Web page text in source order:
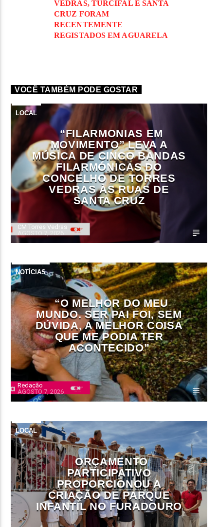
VEDRAS, TURCIFAL E SANTA
CRUZ FORAM
RECENTEMENTE
REGISTADOS EM AGUARELA
VOCÊ TAMBÉM PODE GOSTAR
LOCAL
“FILARMONIAS EM
MOVIMENTO” LEVA A
MÚSICA DE CINCO BANDAS
FILARMÓNICAS DO
CONCELHO DE TORRES
VEDRAS ÀS RUAS DE
SANTA CRUZ
CM Torres Vedras
AGOSTO 7, 2026
NOTÍCIAS
“O MELHOR DO MEU
MUNDO. SER PAI FOI, SEM
DÚVIDA, A MELHOR COISA
QUE ME PODIA TER
ACONTECIDO”
Redação
AGOSTO 7, 2026
LOCAL
ORÇAMENTO
PARTICIPATIVO
PROPORCIONOU A
CRIAÇÃO DE PARQUE
INFANTIL NO FURADOURO